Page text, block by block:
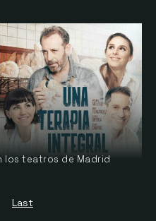
los teatros de Madrid
Last